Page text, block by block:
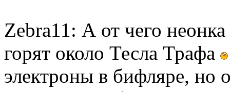
Zebra11: А от чего
горят около Тесла Трафа
электроны в бифляре, но